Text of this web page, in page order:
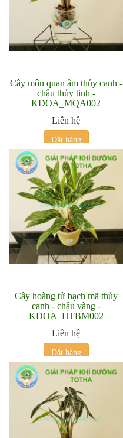
Cây môn quan âm thủy canh -
chậu thủy tinh -
KDOA_MQA002
Liên hệ
Đặt hàng
Cây hoàng tử bạch mã thủy
canh - chậu vàng -
KDOA_HTBM002
Liên hệ
Đặt hàng